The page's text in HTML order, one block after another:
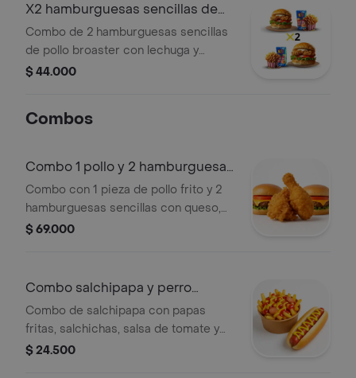
X2 hamburguesas sencillas de
pollo
Combo de 2 hamburguesas sencillas
de pollo broaster con lechuga y
tomate, acompañadas de papas fritas
$ 44.000
Combos
Combo 1 pollo y 2 hamburguesas
senc
Combo con 1 pieza de pollo frito y 2
hamburguesas sencillas con queso,
lechuga y tomate.
$ 69.000
Combo salchipapa y perro
sencillo
Combo de salchipapa con papas
fritas, salchichas, salsa de tomate y
mostaza, acompañado de un perro
$ 24.500